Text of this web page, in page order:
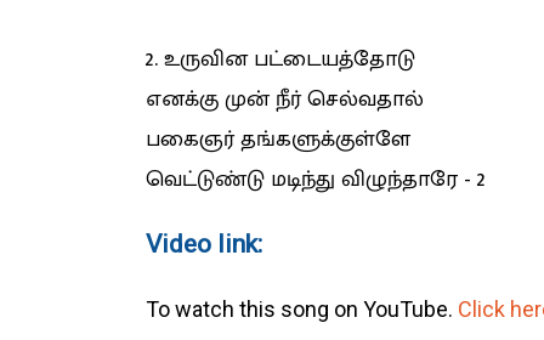
2. உருவின பட்டையத்தோடு
எனக்கு முன் நீர் செல்வதால்
பகைஞர் தங்களுக்குள்ளே
வெட்டுண்டு மடிந்து விழுந்தாரே - 2
Video link:
To watch this song on YouTube. Click